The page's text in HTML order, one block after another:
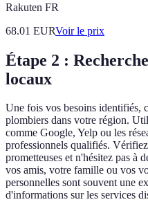
Rakuten FR
68.01 EURVoir le prix
Étape 2 :
locaux
Une fois vos besoins identifiés,
plombiers dans votre région.
comme Google, Yelp ou les
professionnels qualifiés.
prometteuses et n'hésitez pas à
vos amis, votre famille ou vos
personnelles sont souvent une
d'informations sur les services